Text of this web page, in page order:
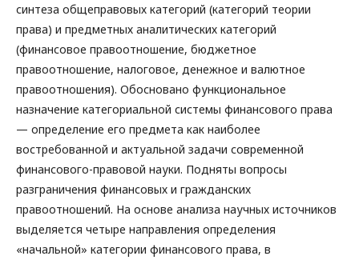
синтеза общеправовых категорий (категорий теории
права) и предметных аналитических категорий
(финансовое правоотношение, бюджетное
правоотношение, налоговое, денежное и валютное
правоотношения). Обосновано функциональное
назначение категориальной системы финансового права
— определение его предмета как наиболее
востребованной и актуальной задачи современной
финансового-правовой науки. Подняты вопросы
разграничения финансовых и гражданских
правоотношений. На основе анализа научных источников
выделяется четыре направления определения
«начальной» категории финансового права, в